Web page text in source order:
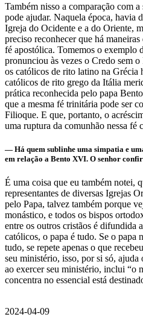
Também nisso a comparação com
pode ajudar. Naquela época, havia
Igreja do Ocidente e a do Oriente,
preciso reconhecer que há
fé apostólica. Tomemos o exemplo
pronunciou às vezes o Credo sem
os católicos de rito latino na Grécia
católicos de rito grego da Itália
prática reconhecida pelo papa
que a mesma fé trinitária pode ser
Filioque. E que, portanto, o
uma ruptura da comunhão nessa fé
— Há quem sublinhe uma simpatia e
em relação a Bento XVI. O senhor
É uma coisa que eu também notei,
representantes de diversas Igrejas
pelo Papa, talvez também porque
monástico, e todos os bispos
entre os outros cristãos é difundida
católicos, o papa é tudo. Se o papa
tudo, se repete apenas o que
seu ministério, isso, por si só,
ao exercer seu ministério, inclui “o
concentra no essencial está
2024-04-09